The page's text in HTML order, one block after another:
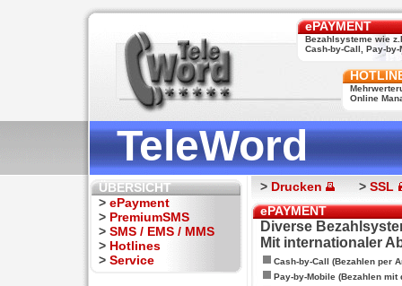
ePAYMENT
Bezahlsysteme wie
Cash-by-Call, Pay-by-
Online
TeleWord
ÜBERSICHT
> ePayment
> PremiumSMS
> SMS / EMS / MMS
> Hotlines
> Service
> Drucken > SSL
ePAYMENT
Diverse
Mit internationaler
Cash-by-Call (Bezahlen per
Pay-by-Mobile (Bezahlen mit